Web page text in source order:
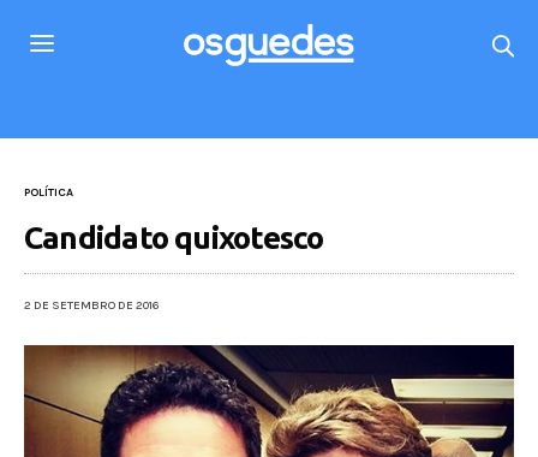
POLÍTICA
Candidato quixotesco
2 DE SETEMBRO DE 2016